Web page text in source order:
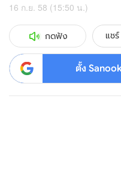
16 ก.ย. 58 (15:50 น.)
กดฟัง แชร์
ตั้ง